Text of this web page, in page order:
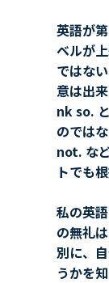
英語が
ベルが
ではな
意は出
nk so.
のでは
not. な
トでも
私の英
の無礼
別に、
うかを